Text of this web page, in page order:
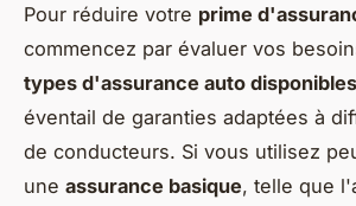
Pour réduire votre prime
commencez par évaluer vos
types d'assurance auto disponibles
éventail de garanties adaptées à
de conducteurs. Si vous utilisez
une assurance basique, telle que